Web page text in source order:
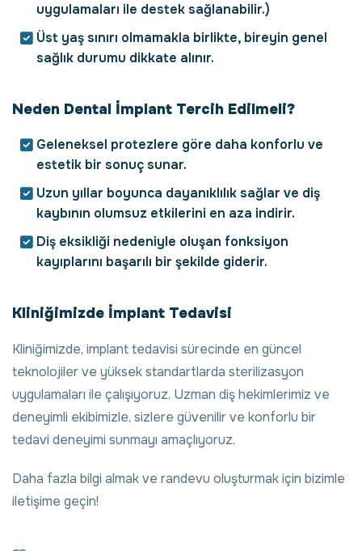
uygulamaları ile destek sağlanabilir.)
Üst yaş sınırı olmamakla birlikte, bireyin genel
sağlık durumu dikkate alınır.
Neden Dental İmplant Tercih Edilmeli?
Geleneksel protezlere göre daha konforlu ve
estetik bir sonuç sunar.
Uzun yıllar boyunca dayanıklılık sağlar ve diş
kaybının olumsuz etkilerini en aza indirir.
Diş eksikliği nedeniyle oluşan fonksiyon
kayıplarını başarılı bir şekilde giderir.
Kliniğimizde İmplant Tedavisi
Kliniğimizde, implant tedavisi sürecinde en güncel
teknolojiler ve yüksek standartlarda sterilizasyon
uygulamaları ile çalışıyoruz. Uzman diş hekimlerimiz ve
deneyimli ekibimizle, sizlere güvenilir ve konforlu bir
tedavi deneyimi sunmayı amaçlıyoruz.
Daha fazla bilgi almak ve randevu oluşturmak için bizimle
iletişime geçin!